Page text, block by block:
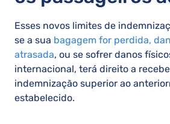
Esses novos limites de
se a sua bagagem for perdida,
atrasada, ou se sofrer danos
internacional, terá direito a
indemnização superior ao
estabelecido.